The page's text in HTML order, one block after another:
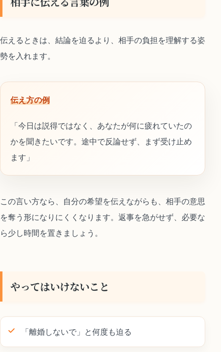
伝えるときは、結論を迫るより、相手の負担を理解する姿
勢を入れます。
伝え方の例
「今日は説得ではなく、あなたが何に疲れていたの
かを聞きたいです。途中で反論せず、まず受け止め
ます」
この言い方なら、自分の希望を伝えながらも、相手の意思
を奪う形になりにくくなります。返事を急がせず、必要な
ら少し時間を置きましょう。
やってはいけないこと
「離婚しないで」と何度も迫る